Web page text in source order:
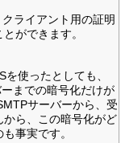
ライアント用の証明
ができます。
使ったとしても、
までの暗号化だけが
サーバーから、受
ら、この暗号化がど
事実です。